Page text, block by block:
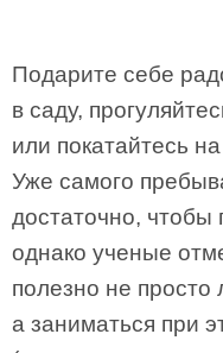
Подарите себе
в саду,
или покатайтесь
Уже самого
достаточно, чтобы
однако ученые
полезно не просто
а заниматься при